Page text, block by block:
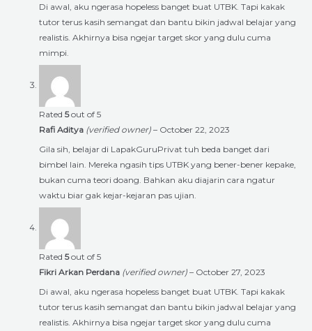
Di awal, aku ngerasa hopeless banget buat UTBK. Tapi kakak
tutor terus kasih semangat dan bantu bikin jadwal belajar yang
realistis. Akhirnya bisa ngejar target skor yang dulu cuma
mimpi.
Rated 5out of 5
Rafi Aditya (verified owner) – October 22, 2023
Gila sih, belajar di LapakGuruPrivat tuh beda banget dari
bimbel lain. Mereka ngasih tips UTBK yang bener-bener kepake,
bukan cuma teori doang. Bahkan aku diajarin cara ngatur
waktu biar gak kejar-kejaran pas ujian.
Rated 5out of 5
Fikri Arkan Perdana (verified owner) – October 27, 2023
Di awal, aku ngerasa hopeless banget buat UTBK. Tapi kakak
tutor terus kasih semangat dan bantu bikin jadwal belajar yang
realistis. Akhirnya bisa ngejar target skor yang dulu cuma